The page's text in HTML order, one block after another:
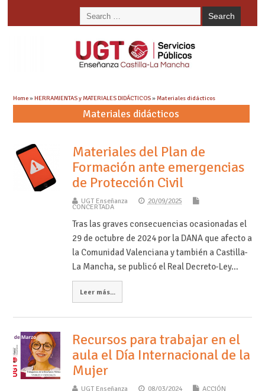
Home»HERRAMIENTAS y MATERIALES DIDÁCTICOS»Materiales didácticos
Materiales didácticos
Materiales del Plan de
Formación ante emergencias
de Protección Civil
UGT Enseñanza 20/09/2025
CONCERTADA
Tras las graves consecuencias ocasionadas el
29 de octubre de 2024 por la DANA que afecto a
la Comunidad Valenciana y también a Castilla-
La Mancha, se publicó el Real Decreto-Ley…
Leer más...
Recursos para trabajar en el
aula el Día Internacional de la
Mujer
UGT Enseñanza 08/03/2024 ACCIÓN